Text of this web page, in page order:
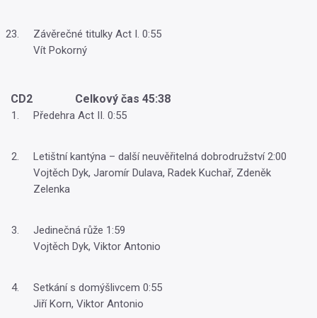
Závěrečné titulky Act I. 0:55
Vít Pokorný
CD2 Celkový čas 45:38
Předehra Act II. 0:55
Letištní kantýna – další neuvěřitelná dobrodružství 2:00
Vojtěch Dyk, Jaromír Dulava, Radek Kuchař, Zdeněk
Zelenka
Jedinečná růže 1:59
Vojtěch Dyk, Viktor Antonio
Setkání s domýšlivcem 0:55
Jiří Korn, Viktor Antonio